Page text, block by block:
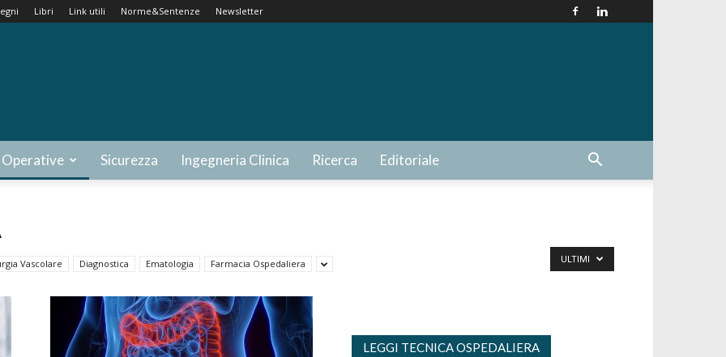
Libri Link utili Norme&Sentenze Newsletter
Sicurezza Ingegneria Clinica Ricerca Editoriale
Vascolare Diagnostica Ematologia Farmacia Ospedaliera ULTIMI
LEGGI TECNICA OSPEDALIERA